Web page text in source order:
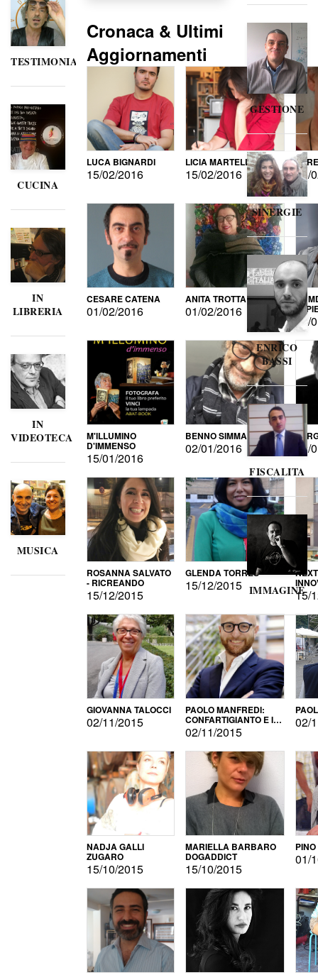
TESTIMONIANZE
CUCINA
IN
LIBRERIA
IN
VIDEOTECA
MUSICA
Cronaca & Ultimi
Aggiornamenti
LUCA BIGNARDI
15/02/2016
LICIA MARTELLI
15/02/2016 15/
CESARE CATENA
01/02/2016
ANITA TROTTA
01/02/2016 DI
15/
M'ILLUMINO
D'IMMENSO
15/01/2016
BENNO SIMMA
02/01/2016
ROSANNA SALVATO
- RICREANDO
15/12/2015
GLENDA TORRES
15/12/2015
15/
GIOVANNA TALOCCI
02/11/2015
PAOLO MANFREDI:
CONFARTIGIANTO E IL
SONDAGGIO
02/11/2015
02/
NADJA GALLI
ZUGARO
15/10/2015
MARIELLA BARBARO
DOGADDICT
15/10/2015
01/
GESTIONE
SINERGIE
ENRICO
BASSI
FISCALITA
IMMAGINE